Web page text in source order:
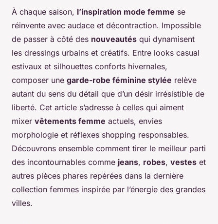
À chaque saison, l’inspiration mode femme se
réinvente avec audace et décontraction. Impossible
de passer à côté des nouveautés qui dynamisent
les dressings urbains et créatifs. Entre looks casual
estivaux et silhouettes conforts hivernales,
composer une garde-robe féminine stylée relève
autant du sens du détail que d’un désir irrésistible de
liberté. Cet article s’adresse à celles qui aiment
mixer vêtements femme actuels, envies
morphologie et réflexes shopping responsables.
Découvrons ensemble comment tirer le meilleur parti
des incontournables comme jeans, robes, vestes et
autres pièces phares repérées dans la dernière
collection femmes inspirée par l’énergie des grandes
villes.